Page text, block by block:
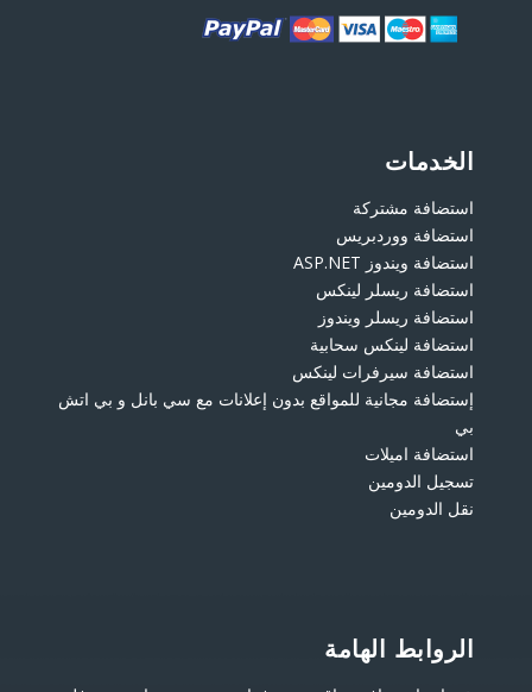
الخدمات
استضافة مشتركة
استضافة ووردبريس
استضافة ويندوز ASP.NET
استضافة ريسلر لينكس
استضافة ريسلر ويندوز
استضافة لينكس سحابية
استضافة سيرفرات لينكس
إستضافة مجانية للمواقع بدون إعلانات مع سي بانل و بي اتش
بي
استضافة اميلات
تسجيل الدومين
نقل الدومين
الروابط الهامة